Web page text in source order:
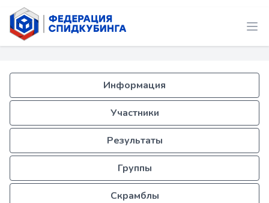
Информация
Участники
Результаты
Группы
Скрамблы